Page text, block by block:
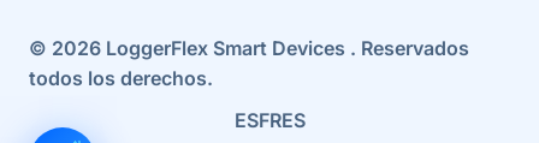
© 2026 LoggerFlex Smart Devices . Reservados
todos los derechos.
ESFRES